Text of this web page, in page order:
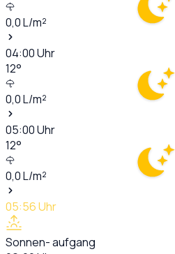
0,0L/m²
04:00Uhr
12°
0,0L/m²
05:00Uhr
12°
0,0L/m²
05:56Uhr
Sonnen- aufgang